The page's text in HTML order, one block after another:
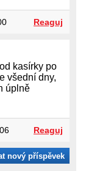
Reaguj
kasírky po
všední dny,
úplně
Reaguj
nový příspěvek